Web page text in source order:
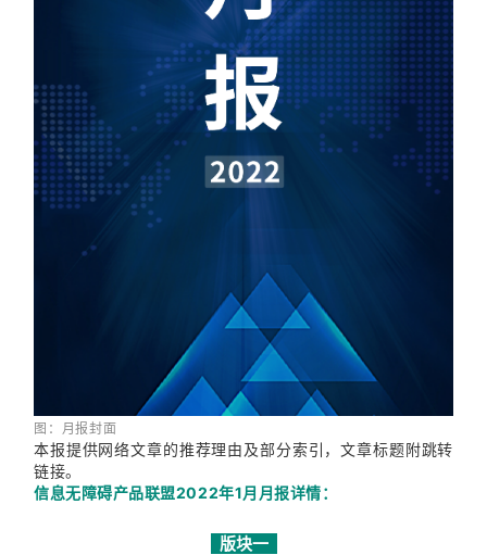
图： 月报封面
本报提供网络文章的推荐理由及部分索引，文章标题附跳转
链接。
信息无障碍产品联盟2022年1月月报详情：
版块一